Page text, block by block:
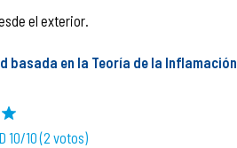
el exterior.
basada en la Teoría de la Inflamación
10/10 (2 votos)